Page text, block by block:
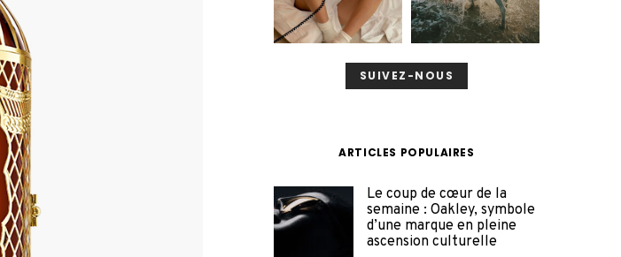
SUIVEZ-NOUS
ARTICLES POPULAIRES
Le coup de cœur de la
semaine : Oakley, symbole
d’une marque en pleine
ascension culturelle